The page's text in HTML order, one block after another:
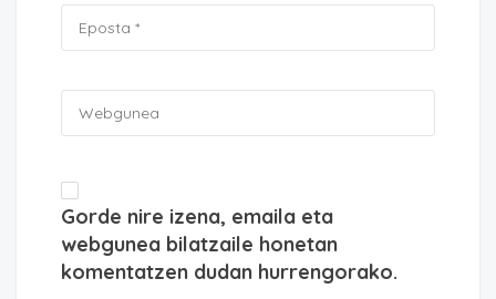
Gorde nire izena, emaila eta
webgunea bilatzaile honetan
komentatzen dudan hurrengorako.